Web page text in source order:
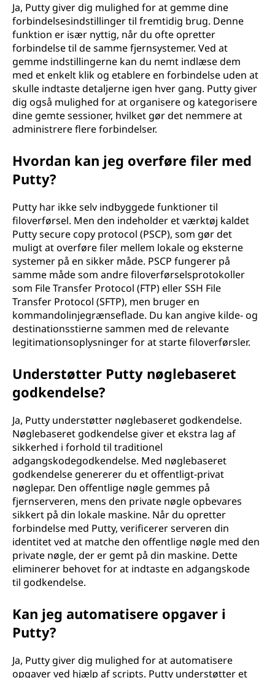
Ja, Putty giver dig mulighed for at gemme dine
forbindelsesindstillinger til fremtidig brug. Denne
funktion er især nyttig, når du ofte opretter
forbindelse til de samme fjernsystemer. Ved at
gemme indstillingerne kan du nemt indlæse dem
med et enkelt klik og etablere en forbindelse uden at
skulle indtaste detaljerne igen hver gang. Putty giver
dig også mulighed for at organisere og kategorisere
dine gemte sessioner, hvilket gør det nemmere at
administrere flere forbindelser.
Hvordan kan jeg overføre filer med
Putty?
Putty har ikke selv indbyggede funktioner til
filoverførsel. Men den indeholder et værktøj kaldet
Putty secure copy protocol (PSCP), som gør det
muligt at overføre filer mellem lokale og eksterne
systemer på en sikker måde. PSCP fungerer på
samme måde som andre filoverførselsprotokoller
som File Transfer Protocol (FTP) eller SSH File
Transfer Protocol (SFTP), men bruger en
kommandolinjegrænseflade. Du kan angive kilde- og
destinationsstierne sammen med de relevante
legitimationsoplysninger for at starte filoverførsler.
Understøtter Putty nøglebaseret
godkendelse?
Ja, Putty understøtter nøglebaseret godkendelse.
Nøglebaseret godkendelse giver et ekstra lag af
sikkerhed i forhold til traditionel
adgangskodegodkendelse. Med nøglebaseret
godkendelse genererer du et offentligt-privat
nøglepar. Den offentlige nøgle gemmes på
fjernserveren, mens den private nøgle opbevares
sikkert på din lokale maskine. Når du opretter
forbindelse med Putty, verificerer serveren din
identitet ved at matche den offentlige nøgle med den
private nøgle, der er gemt på din maskine. Dette
eliminerer behovet for at indtaste en adgangskode
til godkendelse.
Kan jeg automatisere opgaver i
Putty?
Ja, Putty giver dig mulighed for at automatisere
opgaver ved hjælp af scripts. Putty understøtter et